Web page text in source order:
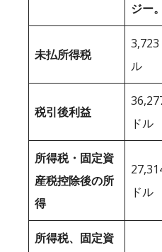
ジー。
未払所得税
3,723
ル
税引後利益
ドル
所得税・固定資
産税控除後の所
得
ドル
所得税、固定資